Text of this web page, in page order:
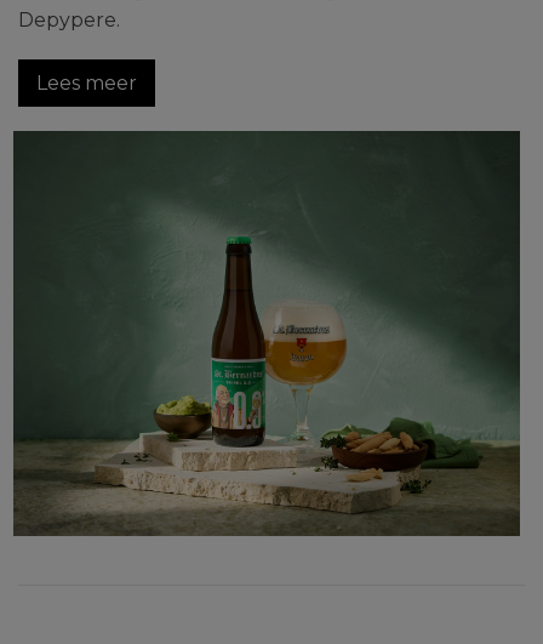
Depypere.
Lees meer